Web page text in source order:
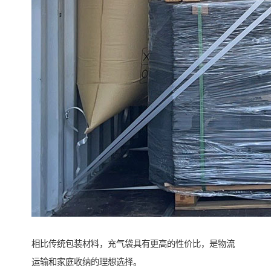
相比传统包装材料，充气袋具有更高的性价比，是物流
运输和家庭收纳的理想选择。